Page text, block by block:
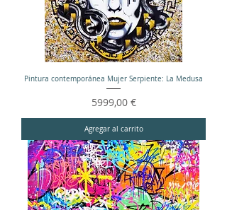
Pintura contemporánea Mujer Serpiente: La Medusa
Precio
5999,00 €
Agregar al carrito